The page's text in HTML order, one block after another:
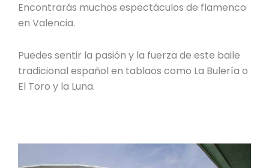
Encontrarás muchosespectáculos de flamenco
en Valencia.
Puedes sentir la pasión y la fuerza de este baile
tradicional español en tablaos como La Bulería o
El Toro y la Luna.